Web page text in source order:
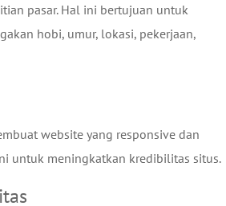
pasar. Hal ini bertujuan untuk
hobi, umur, lokasi, pekerjaan,
website yang responsive dan
untuk meningkatkan kredibilitas situs.